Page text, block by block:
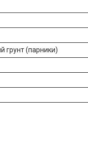
грунт (парники)